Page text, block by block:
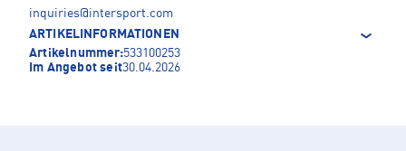
inquiries@intersport.com
ARTIKELINFORMATIONEN
Artikelnummer:533100253
Im Angebot seit30.04.2026